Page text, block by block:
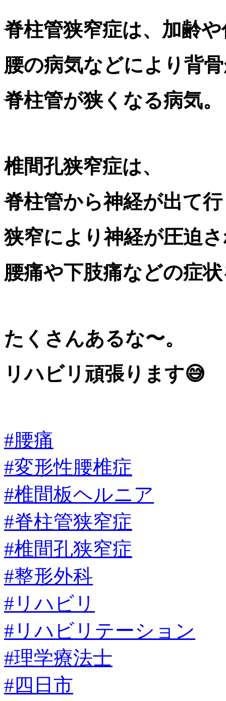
脊柱管狭窄症は、加齢
腰の病気などにより背
脊柱管が狭くなる病気。
椎間孔狭窄症は、
脊柱管から神経が出て
狭窄により神経が圧迫
腰痛や下肢痛などの症
たくさんあるな〜。
リハビリ頑張ります😅
#腰痛
#変形性腰椎症
#椎間板ヘルニア
#脊柱管狭窄症
#椎間孔狭窄症
#整形外科
#リハビリ
#リハビリテーション
#理学療法士
#四日市